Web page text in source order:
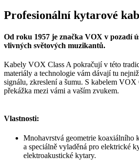
Profesionální kytarové
Od roku 1957 je značka VOX v pozadí
vlivných světových muzikantů.
Kabely VOX Class A pokračují v této
materiály a technologie vám dávají tu
signálu, zkreslení a šumu. S kabelem VOX
překážka mezi vámi a vaším zvukem.
Vlastnosti:
Mnohavrstvá geometrie koaxiálního
a speciálně vyladěná pro elektrické
elektroakustické kytary.